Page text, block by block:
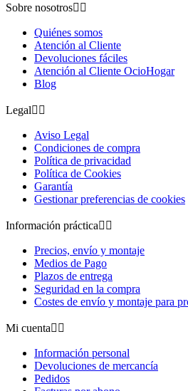
Sobre nosotros 
Quiénes somos
Atención al Cliente
Devoluciones fáciles
Atención al Cliente OcioHogar
Blog
Legal 
Aviso Legal
Condiciones de compra
Política de privacidad
Política de Cookies
Garantía
Gestionar preferencias de cookies
Información práctica 
Precios, envío y montaje
Medios de Pago
Plazos de entrega
Seguridad en la compra
Costes de envío y montaje para
Mi cuenta 
Información personal
Devoluciones de mercancía
Pedidos